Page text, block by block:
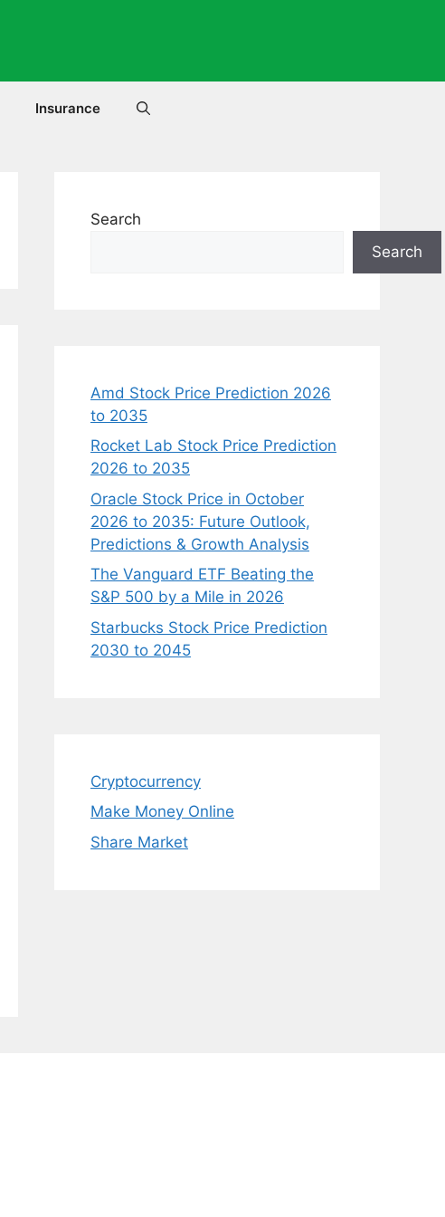
Insurance
Search
Search
Amd Stock Price Prediction 2026
to 2035
Rocket Lab Stock Price Prediction
2026 to 2035
Oracle Stock Price in October
2026 to 2035: Future Outlook,
Predictions & Growth Analysis
The Vanguard ETF Beating the
S&P 500 by a Mile in 2026
Starbucks Stock Price Prediction
2030 to 2045
Cryptocurrency
Make Money Online
Share Market